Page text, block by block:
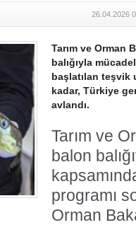
26.04.2026
Tarım ve Orman
balığıyla
başlatılan teşvik
kadar, Türkiye
avlandı.
Tarım ve
balon
programı
Orman